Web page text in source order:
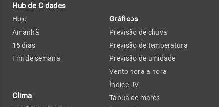
Hub de Cidades
Hoje
Amanhã
15 dias
Fim de semana
Clima
Gráficos
Previsão de chuva
Previsão de temperatura
Previsão de umidade
Vento hora a hora
Índice UV
Tábua de marés